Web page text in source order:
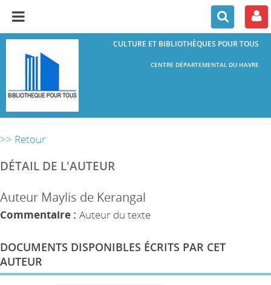
CULTURE ET BIBLIOTHÈQUES POUR TOUS
CENTRE DÉPARTEMENTAL DU HAVRE
>> Retour
DÉTAIL DE L'AUTEUR
Auteur Maylis de Kerangal
Commentaire : Auteur du texte
DOCUMENTS DISPONIBLES ÉCRITS PAR CET
AUTEUR